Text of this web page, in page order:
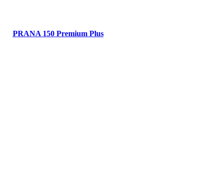
PRANA 150 Premium Plus